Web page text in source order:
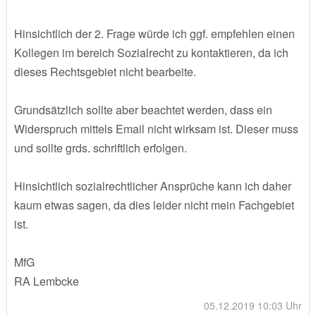
Hinsichtlich der 2. Frage würde ich ggf. empfehlen einen
Kollegen im bereich Sozialrecht zu kontaktieren, da ich
dieses Rechtsgebiet nicht bearbeite.
Grundsätzlich sollte aber beachtet werden, dass ein
Widerspruch mittels Email nicht wirksam ist. Dieser muss
und sollte grds. schriftlich erfolgen.
Hinsichtlich sozialrechtlicher Ansprüche kann ich daher
kaum etwas sagen, da dies leider nicht mein Fachgebiet
ist.
MfG
RA Lembcke
05.12.2019 10:03 Uhr